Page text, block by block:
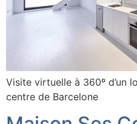
Visite virtuelle à 360º d’un
centre de Barcelone